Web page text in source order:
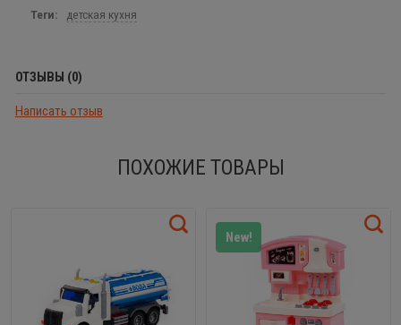
Теги: детская кухня
ОТЗЫВЫ (0)
Написать отзыв
ПОХОЖИЕ ТОВАРЫ
New!